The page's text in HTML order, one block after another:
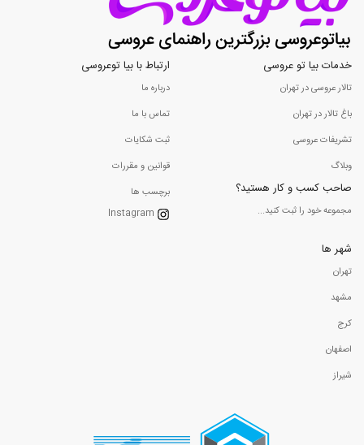
خدمات بیا تو عروسی
تالار عروسی در تهران
باغ تالار در تهران
تشریفات عروسی
وبلاگ
صاحب کسب و کار هستید؟
مجموعه خود را ثبت کنید...
ارتباط با بیا توعروسی
درباره ما
تماس با ما
ثبت شکایات
قوانین و مقررات
برچسب ها
Instagram
شهر ها
تهران
مشهد
کرج
اصفهان
شیراز